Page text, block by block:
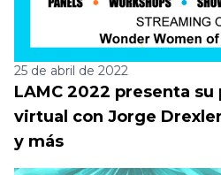
25 de abril de 2022
LAMC 2022 presenta
virtual con Jorge
y más